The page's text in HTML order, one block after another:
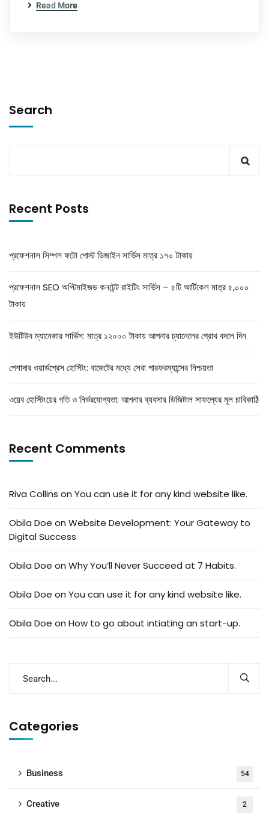
Read More
Search
Recent Posts
প্রফেশনাল সিম্পল ফটো পোস্ট ডিজাইন সার্ভিস মাত্র ১৭০ টাকায়
প্রফেশনাল SEO অপ্টিমাইজড কনটেন্ট রাইটিং সার্ভিস – ৫টি আর্টিকেল মাত্র ৫,০০০
টাকায়
ইউটিউব ম্যানেজার সার্ভিস: মাত্র ১২০০০ টাকায় আপনার চ্যানেলের গ্রোথ বদলে দিন
পেশাদার ওয়ার্ডপ্রেস হোস্টিং: বাজেটের মধ্যে সেরা পারফরম্যান্সের নিশ্চয়তা
ওয়েব হোস্টিংয়ের গতি ও নির্ভরযোগ্যতা: আপনার ব্যবসার ডিজিটাল সাফল্যের মূল চাবিকাঠি
Recent Comments
Riva Collins on You can use it for any kind website like.
Obila Doe on Website Development: Your Gateway to
Digital Success
Obila Doe on Why You’ll Never Succeed at 7 Habits.
Obila Doe on You can use it for any kind website like.
Obila Doe on How to go about intiating an start-up.
Categories
Business 54
Creative 2